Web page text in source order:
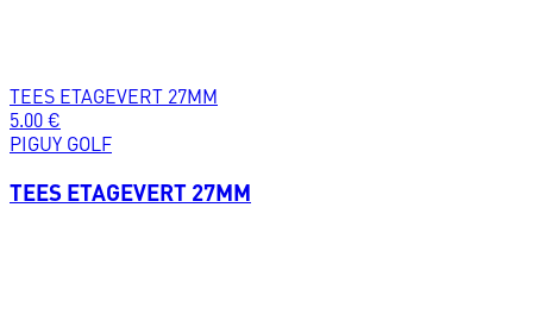
TEES ETAGEVERT 27MM
5.00 €
PIGUY GOLF
TEES ETAGEVERT 27MM